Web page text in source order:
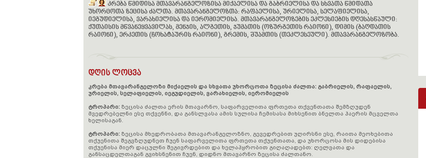
კრება წმიდისა მთავარანგელოზისა მიქაელისა და გაბრიელისა და სხვათა წმიდათა
უხორცოთა ზეცისა ძალთა. მთავარანგელოზთა: რაფაელისა, ურიელისა, სელაფიელისა,
იეგუდიელისა, ვარახიელისა და იერომიელისა. მთავარანგელოზების ეკლესიების დღესასწაული:
ქუთაისის მწვანეყვავილას, მენჯის, ალგეთის, ჯუმათის (ოზურგეთის რაიონი), დიმის (ბაღდათის
რაიონი), ერკეთის (ჩოხატაურის რაიონი), გრემის, შუამთის (თეკლესეული). მთავარანგელოზობა.
დღის ლოცვა
კრება მთავარანგელოზი მიქაელის და სხვათა უხორცოთა ზეცისა ძალთა: გაბრიელის, რაფაელის,
ურიელის, სელაფიელის, იეგუდიელის, ვარახიელის, იერომიელის
ტროპარი: ზეცისა ძალთა ერის მთავარნო, საფარველითა ფრთეთა თქვენთათა შემზღუდენ
მვედრებელნი ესე თქვენნი, და განსლვასა ამის სულისა ჩემისასა მიხსენით ბნელთა ჰაერის მცველთა
ხელისაგან.
ტროპარი: ზეცისა მხედრობათა მთავარანგელოზნო, გევედრებით უღირსნი ესე, რაითა მეოხებითა
თქუენითა შეგვზღუდნეთ ჩუენ საფარველითა ფრთეთა თქუენთათა, და უხორცოსა მის დიდებისა
თქუენისა მიერ დაცულნი შეგივრდებით და ხელაპყრობით გიღაღადებთ: ღელვათა და
განსაცდელთაგან გვიხსნენით ჩუენ, დიდნო მთავარნო ზეცისა ძალთანო.